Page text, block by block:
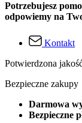
Potrzebujesz
odpowiemy na
Kontakt
Potwierdzona
Bezpieczne zakupy
Darmowa
Bezpieczne